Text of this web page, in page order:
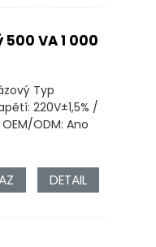
VA 1 000
Typ
220V±1,5% /
ODM: Ano
DETAIL